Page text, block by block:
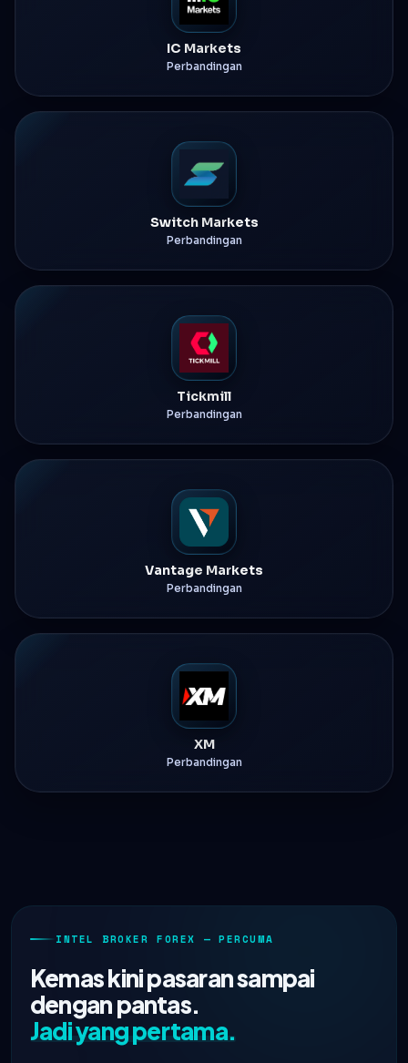
IC Markets
Perbandingan
Switch Markets
Perbandingan
Tickmill
Perbandingan
Vantage Markets
Perbandingan
XM
Perbandingan
INTEL BROKER FOREX — PERCUMA
Kemas kini pasaran sampai
dengan pantas.
Jadi yang pertama.